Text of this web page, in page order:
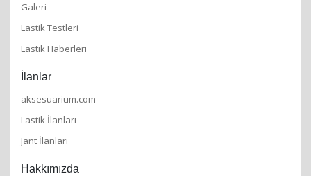
Galeri
Lastik Testleri
Lastik Haberleri
İlanlar
aksesuarium.com
Lastik İlanları
Jant İlanları
Hakkımızda